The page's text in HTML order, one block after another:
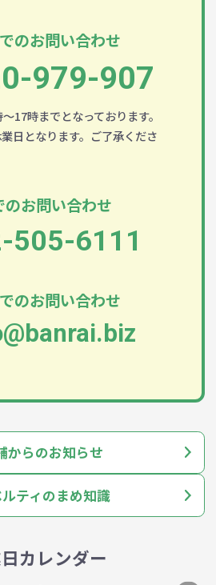
のお問い合わせ
979-907
17時までとなっております。
日となります。ご了承くださ
のお問い合わせ
505-6111
のお問い合わせ
からのお知らせ
ティのまめ知識
カレンダー